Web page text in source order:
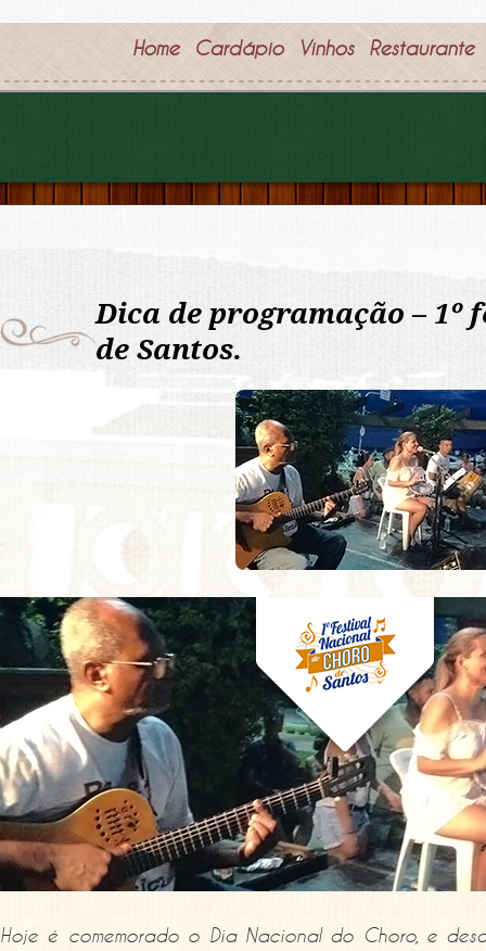
Home Cardápio Vinhos Restaurante
Dica de programação – 1º
de Santos.
Hoje é comemorado o Dia Nacional do Choro, e